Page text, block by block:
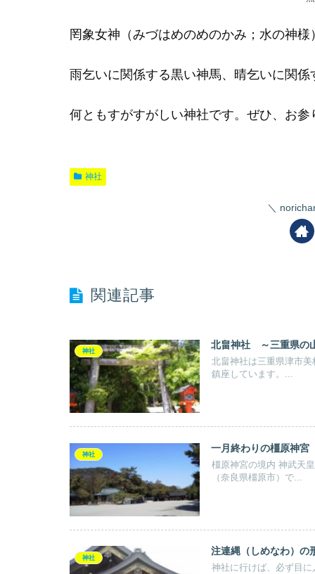
罔象女神（みづはめのめのかみ ； 水の神様
雨乞いに関係する黒い神馬、晴乞いに関
何ともすがすがしい神社です。ぜひ、お
神社
関連記事
神社
北畠神社 ～三重県の
北畠神社は三重県津市
鎮座しています。...
神社
一月終わりの橿原神
橿原神宮の境内 神武天
（奈良県橿原市）で...
神社
注連縄（しめなわ）の
神社に行けば、必ず目